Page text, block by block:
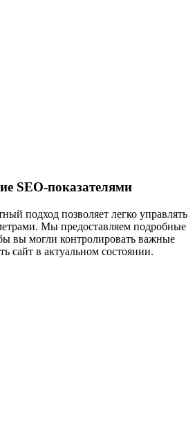
SEO-показателями
подход позволяет легко управлять
Мы предоставляем подробные
вы могли контролировать важные
сайт в актуальном состоянии.